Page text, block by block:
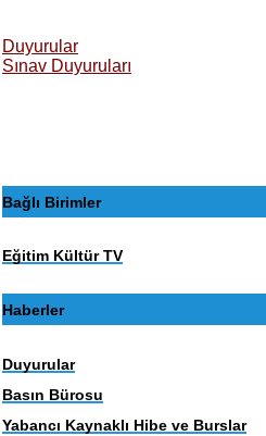
Duyurular
Sınav Duyuruları
Bağlı Birimler
Eğitim Kültür TV
Haberler
Duyurular
Basın Bürosu
Yabancı Kaynaklı Hibe ve Burslar